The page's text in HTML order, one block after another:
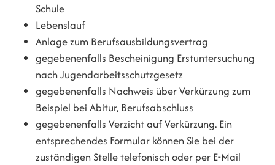
Schule
Lebenslauf
Anlage zum Berufsausbildungsvertrag
gegebenenfalls Bescheinigung Erstuntersuchung
nach Jugendarbeitsschutzgesetz
gegebenenfalls Nachweis über Verkürzung zum
Beispiel bei Abitur, Berufsabschluss
gegebenenfallsVerzicht auf Verkürzung. Ein
entsprechendes Formular können Sie bei der
zuständigen Stelle telefonisch oder per E-Mail